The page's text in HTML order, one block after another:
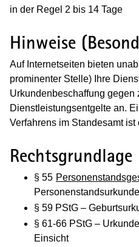
in der Regel 2 bis 14 Tage
Hinweise
Auf Internetseiten bieten
prominenter Stelle) Ihre
Urkundenbeschaffung gegen
Dienstleistungsentgelte an.
Verfahrens im Standesamt
Rechtsgrundlage
§ 55
§ 59 PStG –
§ 61-66 PStG –
Einsicht